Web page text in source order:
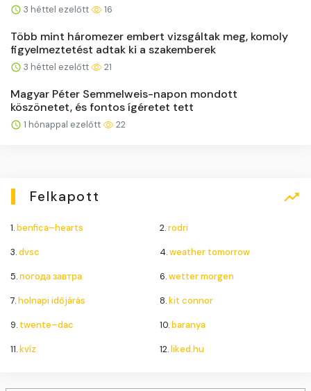
3 héttel ezelőtt 16
Több mint háromezer embert vizsgáltak meg, komoly
figyelmeztetést adtak ki a szakemberek
3 héttel ezelőtt 21
Magyar Péter Semmelweis-napon mondott
köszönetet, és fontos ígéretet tett
1 hónappal ezelőtt 22
Felkapott
1.benfica–hearts 2.rodri
3.dvsc 4.weather tomorrow
5. погода завтра 6.wetter morgen
7.holnapi időjárás 8.kit connor
9. twente–dac 10.baranya
11.kvíz 12.liked.hu